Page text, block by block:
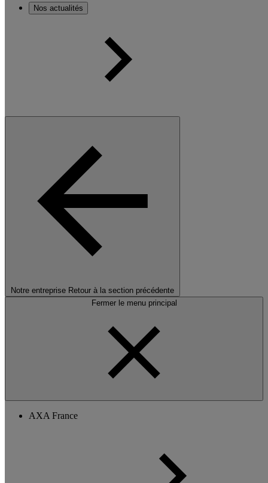
Nos actualités
Notre entreprise Retour à la section précédente
Fermer le menu principal
AXA France